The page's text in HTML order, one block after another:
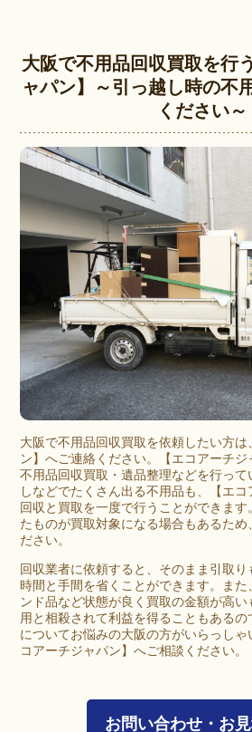
大阪で不用品回収買取を行
ャパン】～引っ越し時の不
ください～
大阪で不用品回収買取を依頼したい方
ン】へご連絡ください。【エコアーチ
不用品回収買取・遺品整理などを行っ
しなどでたくさん出る不用品も、【エ
回収と買取を一度で行うことができま
たものが買取対象になる場合もあるため
ださい。
回収業者に依頼すると、そのまま引取り
時間と手間を省くことができます。また
ンド品など状態が良く買取の金額が高
用と相殺されて利益を得ることもあるの
についてお悩みの大阪の方がいらっし
コアーチジャパン】へご相談ください。
お問い合わせ・お